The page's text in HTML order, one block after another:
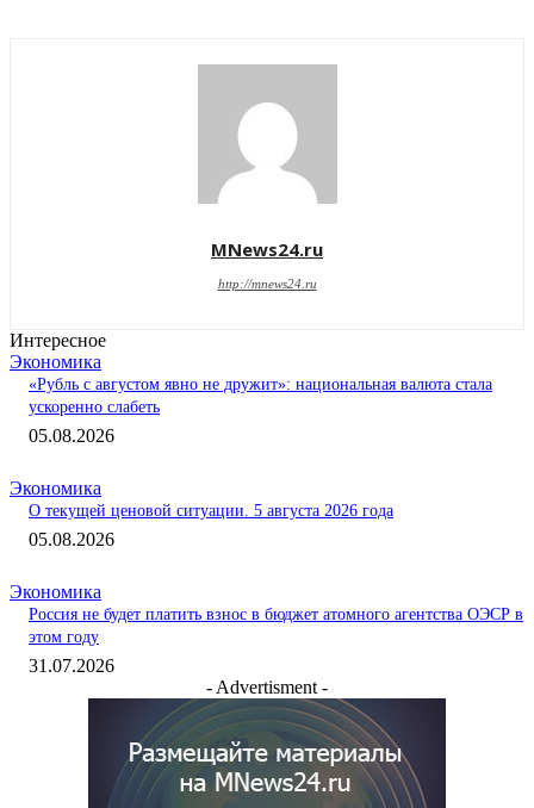
MNews24.ru
http://mnews24.ru
Интересное
Экономика
«Рубль с августом явно не дружит»: национальная валюта стала
ускоренно слабеть
05.08.2026
Экономика
О текущей ценовой ситуации. 5 августа 2026 года
05.08.2026
Экономика
Россия не будет платить взнос в бюджет атомного агентства ОЭСР в
этом году
31.07.2026
- Advertisment -